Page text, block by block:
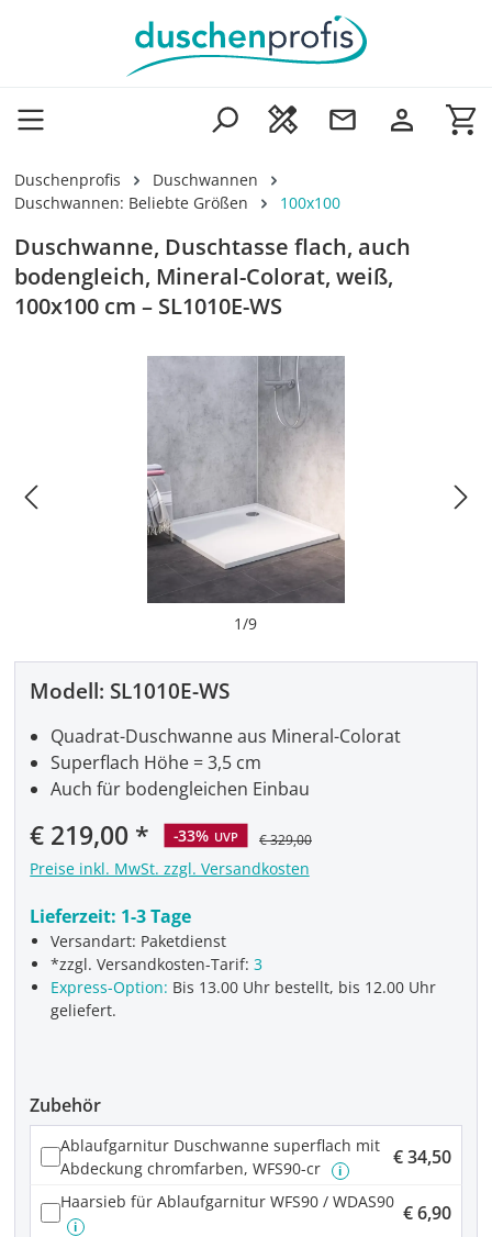
Zum Hauptinhalt springen
Duschenprofis
Duschwannen
Duschwannen: Beliebte Größen
100x100
Duschwanne, Duschtasse flach, auch
bodengleich, Mineral-Colorat, weiß,
100x100 cm – SL1010E-WS
1/9
Modell: SL1010E-WS
Verkaufspreis:
€ 219,00 -33% UVP € 329,00
Preise inkl. MwSt. zzgl. Versandkosten
Lieferzeit: 1-3 Tage
Versandart: Paketdienst
*zzgl. Versandkosten-Tarif:3
Express-Option: Bis 13.00 Uhr bestellt, bis 12.00 Uhr
geliefert.
Quadrat-Duschwanne aus Mineral-Colorat
Superflach Höhe = 3,5 cm
Auch für bodengleichen Einbau
Zubehör
Ablaufgarnitur Duschwanne superflach mit
Abdeckung chromfarben, WFS90-cr
i
€ 34,50
Haarsieb für Ablaufgarnitur WFS90 / WDAS90
i
€ 6,90